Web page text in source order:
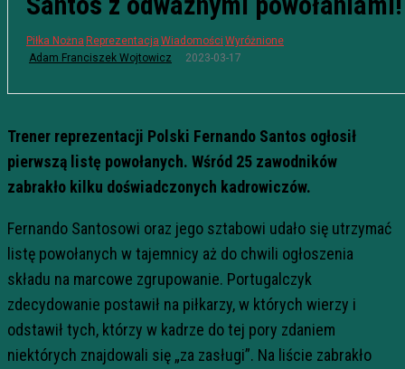
Piłka Nożna Reprezentacja Wiadomości Wyróżnione
Adam Franciszek Wojtowicz
2023-03-17
Trener reprezentacji Polski Fernando Santos ogłosił
pierwszą listę powołanych. Wśród 25 zawodników
zabrakło kilku doświadczonych kadrowiczów.
Fernando Santosowi oraz jego sztabowi udało się utrzymać
listę powołanych w tajemnicy aż do chwili ogłoszenia
składu na marcowe zgrupowanie. Portugalczyk
zdecydowanie postawił na piłkarzy, w których wierzy i
odstawił tych, którzy w kadrze do tej pory zdaniem
niektórych znajdowali się „za zasługi”. Na liście zabrakło